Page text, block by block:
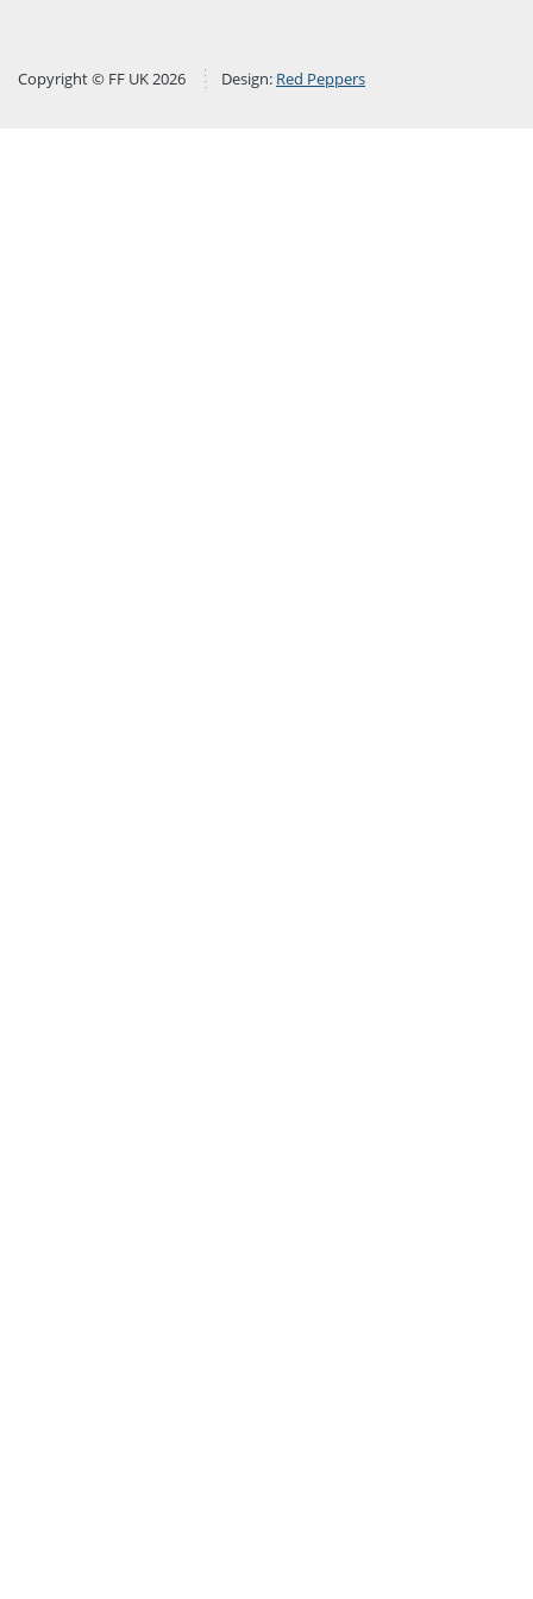
Copyright © FF UK 2026 Design: Red Peppers